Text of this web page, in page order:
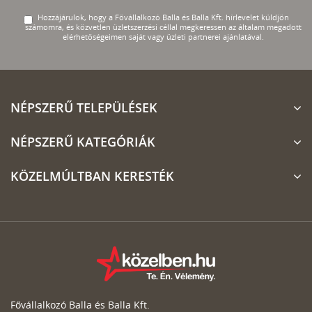
Hozzájárulok, hogy a Fővállalkozó Balla és Balla Kft. hírlevelet küldjön
számomra, és közvetlen üzletszerzési céllal megkeressen az általam megadott
elérhetőségeimen saját vagy üzleti partnerei ajánlatával.
NÉPSZERŰ TELEPÜLÉSEK
NÉPSZERŰ KATEGÓRIÁK
KÖZELMÚLTBAN KERESTÉK
Fővállalkozó Balla és Balla Kft.